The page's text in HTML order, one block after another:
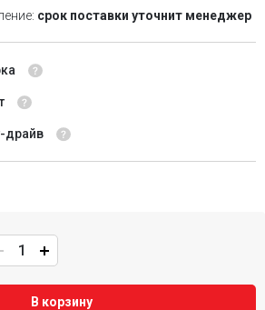
срок поставки уточнит менеджер
драйв
В корзину